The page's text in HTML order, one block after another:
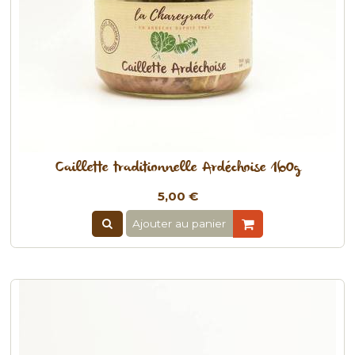
Caillette traditionnelle Ardéchoise 160g
5,00 €
Ajouter au panier